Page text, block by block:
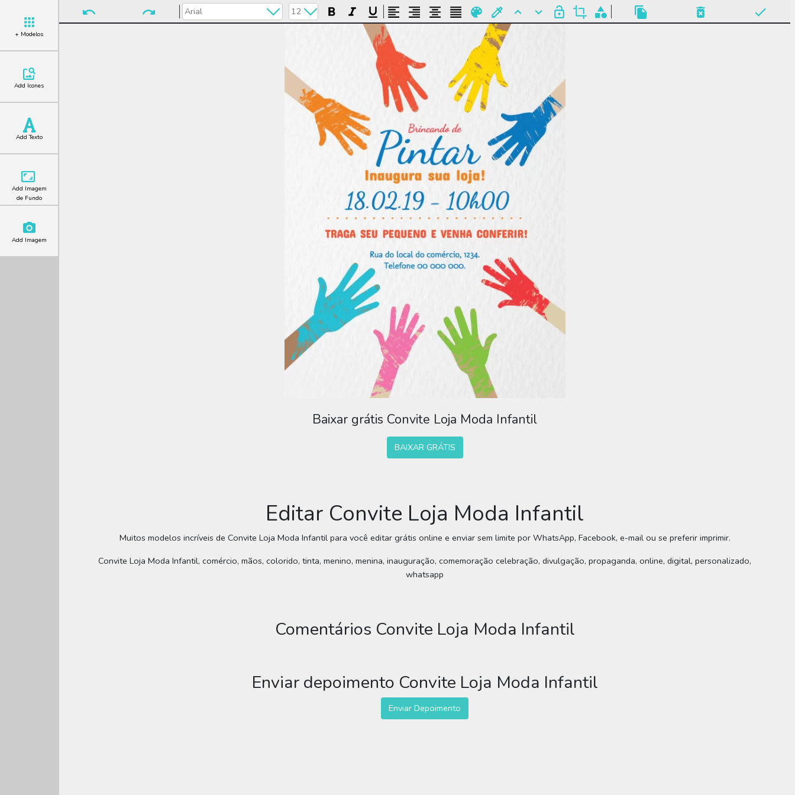
+ Modelos
Add Icones
Add Texto
Add Imagem
de Fundo
Add Imagem
Baixar grátis Convite Loja Moda Infantil
BAIXAR GRÁTIS
Editar Convite Loja Moda Infantil
Muitos modelos incríveis de Convite Loja Moda Infantil para você editar grátis online e enviar sem limite por WhatsApp, Facebook, e-mail ou se preferir imprimir.
Convite Loja Moda Infantil, comércio, mãos, colorido, tinta, menino, menina, inauguração, comemoração celebração, divulgação, propaganda, online, digital, personalizado,
whatsapp
Comentários Convite Loja Moda Infantil
Enviar depoimento Convite Loja Moda Infantil
Enviar Depoimento